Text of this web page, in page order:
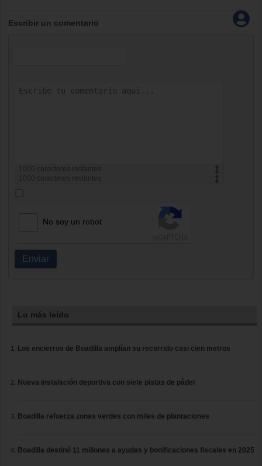
Escribir un comentario
1000
caracteres restantes
1000
caracteres restantes
No soy un robot
Enviar
Lo más leído
Los encierros de Boadilla amplían su recorrido casi cien metros
Nueva instalación deportiva con siete pistas de pádel
Boadilla refuerza zonas verdes con miles de plantaciones
Boadilla destinó 11 millones a ayudas y bonificaciones fiscales en 2025